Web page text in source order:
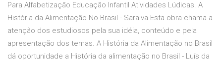
Para Alfabetização Educação Infantil Atividades Lúdicas. A
História da Alimentação No Brasil - Saraiva Esta obra chama a
atenção dos estudiosos pela sua idéia, conteúdo e pela
apresentação dos temas. A História da Alimentação no Brasil
dá oportunidade a História da alimentação no Brasil - Luís da